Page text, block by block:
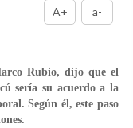
A+ a-
Rubio, dijo que el
sería su acuerdo a la
Según él, este paso